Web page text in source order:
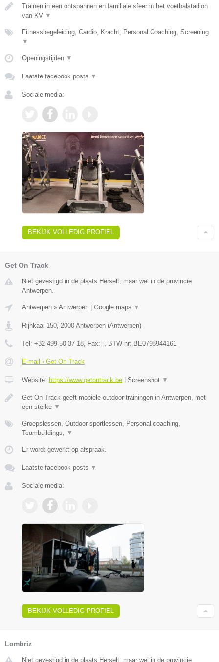
Trainen in een ontspannen en familiale sfeer in het voetbalstadion
van KV ▼
Fitnessbegeleiding, Cardio, Kracht, Personal Coaching, Screening
▼
Openingstijden ▼
Laatste facebook posts ▼
Sociale media:
BEKIJK VOLLEDIG PROFIEL
Get On Track
Niet gevestigd in de plaats Herselt, maar wel in de provincie
Antwerpen.
Antwerpen » Antwerpen | Google maps ▼
Rijnkaai 150 2000 Antwerpen (Antwerpen)
Tel: +32 499 50 37 18 , Fax: - , BTW-nr: BE0798944161
E-mail › Get On Track
Website: https://www.getontrack.be | Screenshot ▼
Get On Track geeft mobiele outdoor trainingen in Antwerpen, met
een sterke ▼
Groepslessen, Outdoor sportlessen, Personal coaching,
Teambuildings,
▼
Er wordt gewerkt op afspraak.
Laatste facebook posts ▼
Sociale media:
BEKIJK VOLLEDIG PROFIEL
Lombriz
Niet gevestigd in de plaats Herselt, maar wel in de provincie